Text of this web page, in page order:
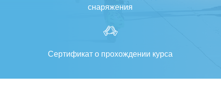
снаряжения
Сертификат о прохождении курса